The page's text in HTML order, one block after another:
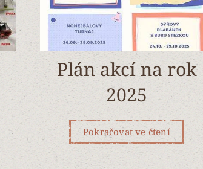
Plán akcí na rok
2025
Pokračovat ve čtení